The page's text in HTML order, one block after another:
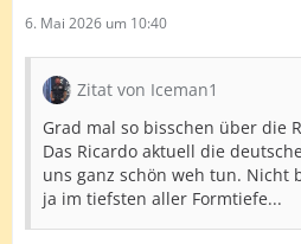
6. Mai 2026 um 10:40
Zitat von Iceman1
Grad mal so bisschen über die
Das Ricardo aktuell die
uns ganz schön weh tun. Nicht
ja im tiefsten aller Formtiefe...